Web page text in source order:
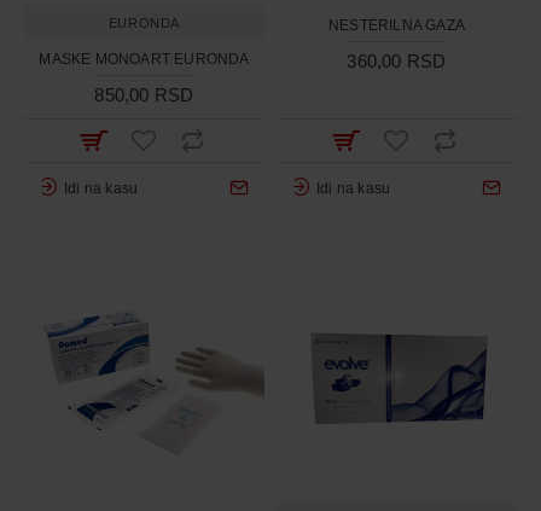
EURONDA
MASKE MONOART EURONDA
850,00 RSD
Idi na kasu
NESTERILNA GAZA
360,00 RSD
Idi na kasu